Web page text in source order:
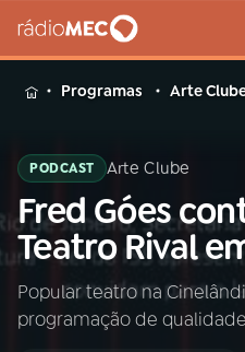
MENU
Buscar
na
Rádio
MEC
Início
Programas Arte
PODCAST Arte Clube
Fred Góes
Teatro Rival
Popular teatro na
programação de qualidade